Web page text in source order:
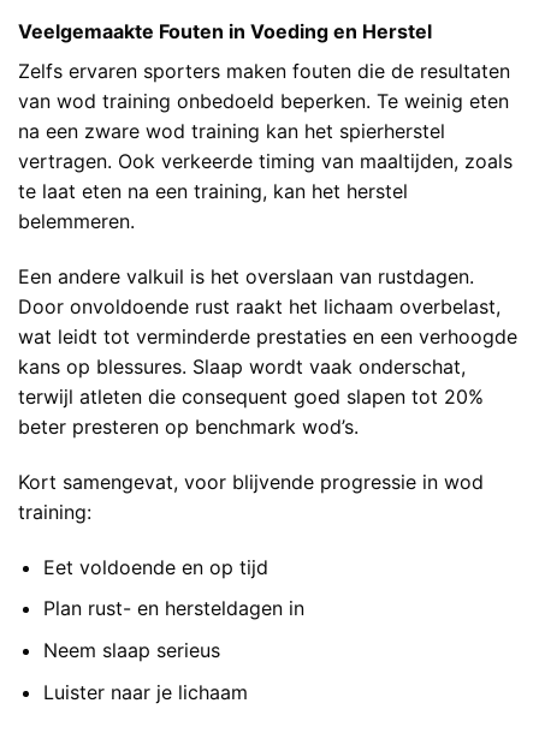
Veelgemaakte Fouten in Voeding en Herstel
Zelfs ervaren sporters maken fouten die de resultaten
van wod training onbedoeld beperken. Te weinig eten
na een zware wod training kan het spierherstel
vertragen. Ook verkeerde timing van maaltijden, zoals
te laat eten na een training, kan het herstel
belemmeren.
Een andere valkuil is het overslaan van rustdagen.
Door onvoldoende rust raakt het lichaam overbelast,
wat leidt tot verminderde prestaties en een verhoogde
kans op blessures. Slaap wordt vaak onderschat,
terwijl atleten die consequent goed slapen tot 20%
beter presteren op benchmark wod’s.
Kort samengevat, voor blijvende progressie in wod
training:
Eet voldoende en op tijd
Plan rust- en hersteldagen in
Neem slaap serieus
Luister naar je lichaam